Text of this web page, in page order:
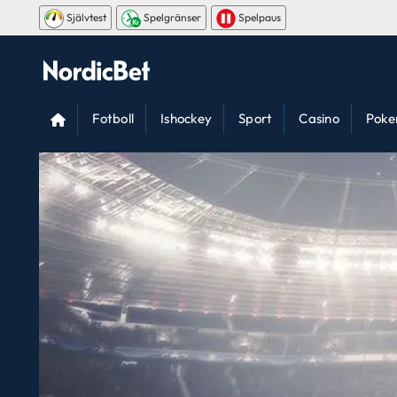
Självtest Spelgränser Spelpaus
Fotboll Ishockey Sport Casino